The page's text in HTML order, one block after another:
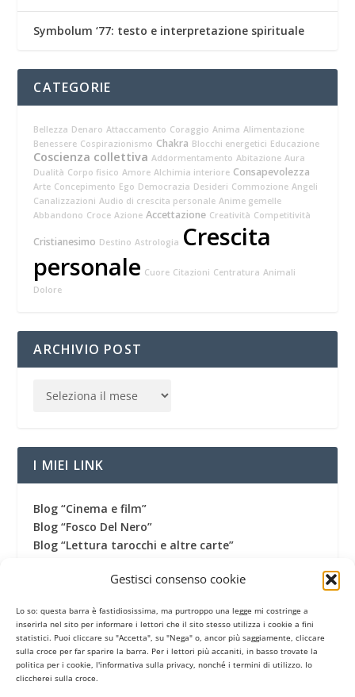
Gestisci consenso cookie
Lo so: questa barra è fastidiosissima, ma purtroppo una legge mi costringe a
inserirla nel sito per informare i lettori che il sito stesso utilizza i cookie a fini
statistici. Puoi cliccare su "Accetta", su "Nega" o, ancor più saggiamente, cliccare
sulla croce per far sparire la barra. Per i lettori più accaniti, in basso trovate la
politica per i cookie, l'informativa sulla privacy, nonché i termini di utilizzo. Io
cliccherei sulla croce.
Symbolum ‘77: testo e interpretazione spirituale
CATEGORIE
Bellezza Denaro Attaccamento Coraggio Anima Alimentazione
Benessere Cospirazionismo Chakra Blocchi energetici Educazione
Coscienza collettiva Addormentamento Abitazione Aura
Dualità Corpo fisico Amore Alchimia interiore Consapevolezza
Arte Concepimento Ego Democrazia Desideri Commozione Angeli
Canalizzazioni Audio di crescita personale Anime gemelle
Abbandono Croce Azione Accettazione Creatività Competitività
Cristianesimo Destino Astrologia Crescita
personale Cuore Citazioni Centratura Animali
Dolore
ARCHIVIO POST
I MIEI LINK
Blog “Cinema e film”
Blog “Fosco Del Nero”
Blog “Lettura tarocchi e altre carte”
Canale Youtube
Gruppo Facebook
Pagina Facebook
Profilo Twitter
Termini di utilizzo